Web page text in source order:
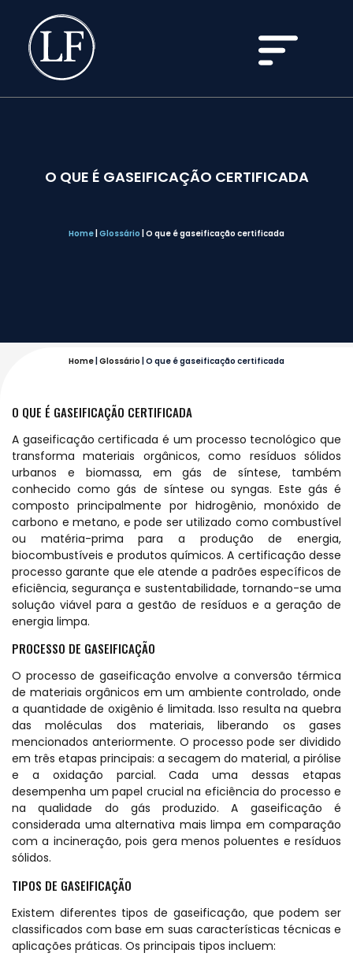
O QUE É GASEIFICAÇÃO CERTIFICADA
Home Glossário O que é gaseificação certificada
Home Glossário O que é gaseificação certificada
O QUE É GASEIFICAÇÃO CERTIFICADA
A gaseificação certificada é um processo tecnológico que
transforma materiais orgânicos, como resíduos sólidos
urbanos e biomassa, em gás de síntese, também
conhecido como gás de síntese ou syngas. Este gás é
composto principalmente por hidrogênio, monóxido de
carbono e metano, e pode ser utilizado como combustível
ou matéria-prima para a produção de energia,
biocombustíveis e produtos químicos. A certificação desse
processo garante que ele atende a padrões específicos de
eficiência, segurança e sustentabilidade, tornando-se uma
solução viável para a gestão de resíduos e a geração de
energia limpa.
PROCESSO DE GASEIFICAÇÃO
O processo de gaseificação envolve a conversão térmica
de materiais orgânicos em um ambiente controlado, onde
a quantidade de oxigênio é limitada. Isso resulta na quebra
das moléculas dos materiais, liberando os gases
mencionados anteriormente. O processo pode ser dividido
em três etapas principais: a secagem do material, a pirólise
e a oxidação parcial. Cada uma dessas etapas
desempenha um papel crucial na eficiência do processo e
na qualidade do gás produzido. A gaseificação é
considerada uma alternativa mais limpa em comparação
com a incineração, pois gera menos poluentes e resíduos
sólidos.
TIPOS DE GASEIFICAÇÃO
Existem diferentes tipos de gaseificação, que podem ser
classificados com base em suas características técnicas e
aplicações práticas. Os principais tipos incluem: